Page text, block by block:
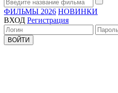
ФИЛЬМЫ 2026 НОВИНКИ
ВХОД Регистрация